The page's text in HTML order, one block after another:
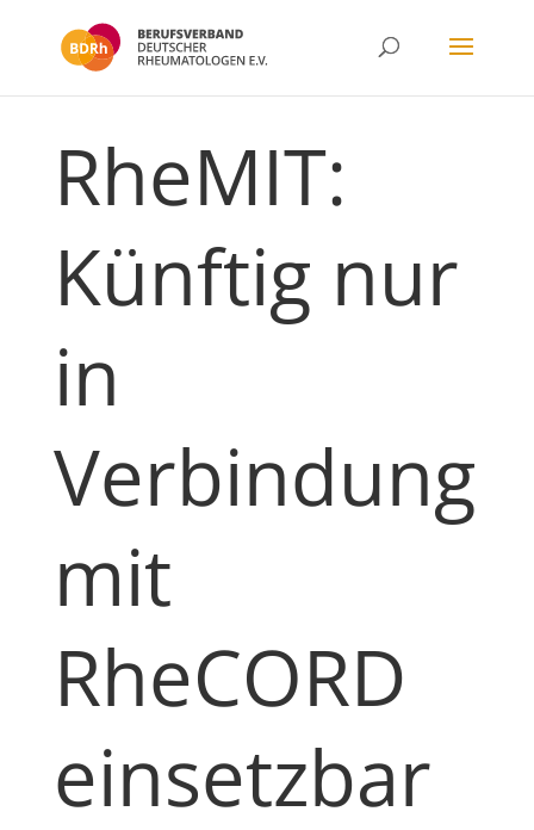
RheMIT:
Künftig nur
in
Verbindung
mit
RheCORD
einsetzbar